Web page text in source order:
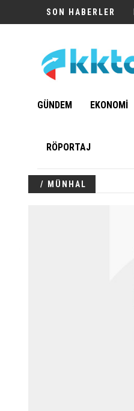
SON HABERLER
GÜNDEM EKONOMİ
RÖPORTAJ
/ MÜNHAL